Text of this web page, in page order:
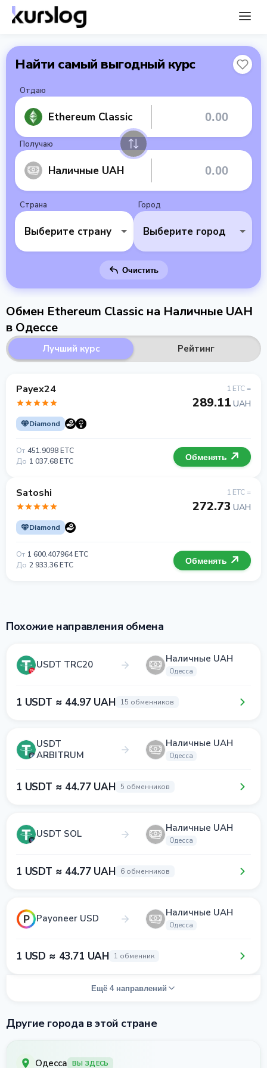
Найти самый выгодный курс
Отдаю
Ethereum Classic
Получаю
Наличные UAH
Страна
Выберите страну
Город
Выберите город
Очистить
Обмен Ethereum Classic на Наличные UAH
в Одессе
Лучший курс Рейтинг
Payex24
Diamond
1 ETC =
289.11 UAH
От 451.9098 ETC
До 1 037.68 ETC Обменять
Satoshi
Diamond
1 ETC =
272.73 UAH
От 1 600.407964 ETC
До 2 933.36 ETC Обменять
Похожие направления обмена
USDT TRC20 Наличные UAH
Одесса
1 USDT ≈ 44.97 UAH 15 обменников
USDT
ARBITRUM
Наличные UAH
Одесса
1 USDT ≈ 44.77 UAH 5 обменников
USDT SOL Наличные UAH
Одесса
1 USDT ≈ 44.77 UAH 6 обменников
Payoneer USD Наличные UAH
Одесса
1 USD ≈ 43.71 UAH 1 обменник
Ещё 4 направлений
Другие города в этой стране
Одесса ВЫ ЗДЕСЬ